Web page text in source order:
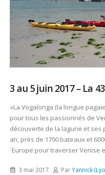
3 au 5 juin 2017 – La
«La Vogalonga (la longue
pour tous les passionnés de
découverte de la lagune et
an, près de 1700 bateaux et
´Europe pour traverser Venise
3 mai 2017 ParYannick